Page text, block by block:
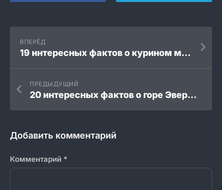
ВПЕРЁД
19 интересных фактов о курином мясе
ПРЕДЫДУЩИЙ
20 интересных фактов о горе Эверест
Добавить комментарий
Комментарий *